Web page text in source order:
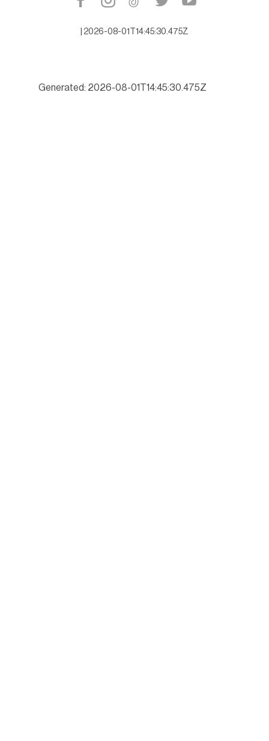
2026-08-01T14:45:30.475Z
Generated: 2026-08-01T14:45:30.475Z